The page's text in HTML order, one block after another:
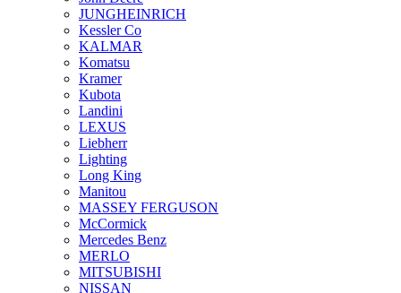
JUNGHEINRICH
Kessler Co
KALMAR
Komatsu
Kramer
Kubota
Landini
LEXUS
Liebherr
Lighting
Long King
Manitou
MASSEY FERGUSON
McCormick
Mercedes Benz
MERLO
MITSUBISHI
NISSAN